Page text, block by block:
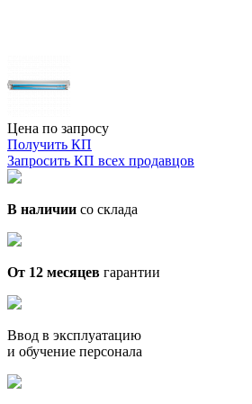
Цена по запросу
Получить КП
Запросить КП всех продавцов
В наличии со склада
От 12 месяцев гарантии
Ввод в эксплуатацию
и обучение персонала